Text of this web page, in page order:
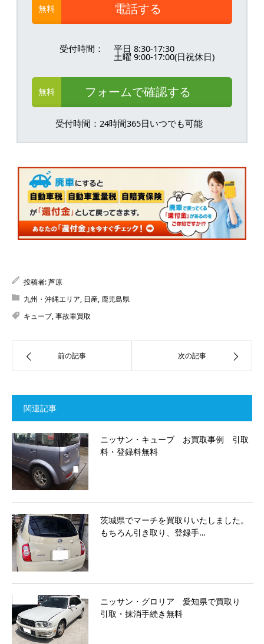
無料 電話する
受付時間： 平日 8:30-17:30
土曜 9:00-17:00(日祝休日)
無料 フォームで確認する
受付時間：24時間365日いつでも可能
投稿者:芦原
九州・沖縄エリア, 日産, 鹿児島県
キューブ,事故車買取
前の記事 次の記事
関連記事
ニッサン・キューブ お買取事例 引取
料・登録料無料
茨城県でマーチを買取りいたしました。
もちろん引き取り、登録手…
ニッサン・グロリア 愛知県で買取り
引取・抹消手続き無料